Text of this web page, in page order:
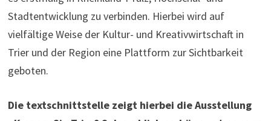
Stadtentwicklung zu verbinden. Hierbei wird auf
vielfältige Weise der Kultur- und Kreativwirtschaft in
Trier und der Region eine Plattform zur Sichtbarkeit
geboten.
Die textschnittstelle zeigt hierbei die Ausstellung